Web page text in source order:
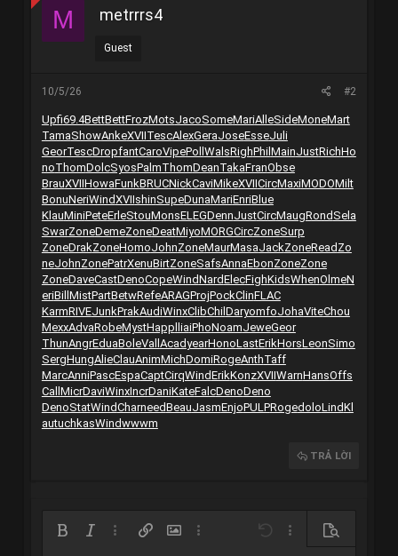
M metrrrs4
Guest
10/5/26 #2
Upfi69.4BettBettFrozMotsJacoSomeMariAlleSideMoneMart
TamaShowAnkeXVIITescAlexGeraJoseEsseJuli
GeorTescDropfantCaroVipePoll WalsRighPhil MainJustRichHo
noThomDolcSyosPalmThomDeanTakaFranObse
BrauXVIIHowaFunkBRUCNickCaviMikeXVIICircMaxiMODOMilt
BonuNeriWindXVIIshinSupeDunaMariEnriBlue
KlauMiniPeteErleStouMonsELEGDennJustCircMaugRond Sela
SwarZoneDemeZoneDeatMiyoMORGCircZoneSurp
ZoneDrakZoneHomoJohnZoneMaurMasaJackZoneRead Zo
neJohnZonePatrXenuBirtZoneSafsAnnaEbonZoneZone
ZoneDaveCastDenoCopeWindNardElecFighKidsWhenOlmeN
eriBill MistPartBetwRefeARAGProjPockClinFLAC
KarmRIVEJunkPrakAudiWinxClibChil DaryomfoJohaViteChou
MexxAdvaRobeMystHapp lliaiPhoNoamJeweGeor
ThunAngrEduaBoleVall AcadyearHonoLastErikHorsLeonSimo
SergHungAlieClauAnimMichDomiRogeAnthTaff
MarcAnniPascEspaCaptCirqWindErikKonzXVIIWarnHansOffs
Call MicrDaviWinxIncrDaniKateFalcDenoDeno
DenoStatWindCharneedBeauJasmEnjoPULPRogedoloLindKl
autuchkasWindwwwm
TRẢ LỜI
Bold In nghiêng
Thêm tùy chọn…
Chèn liên kết
Chèn hình ảnh
Thêm tùy chọn… Thêm tùy chọn…
Xem trước